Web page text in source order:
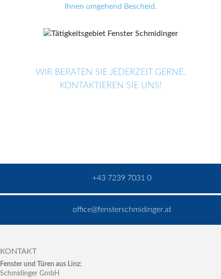
Ihnen umgehend Bescheid.
WIR BERATEN SIE JEDERZEIT GERNE.
KONTAKTIEREN SIE UNS!
+43 7239 7031 0
office@fensterschmidinger.at
KONTAKT
Fenster und Türen aus Linz:
Schmidinger GmbH